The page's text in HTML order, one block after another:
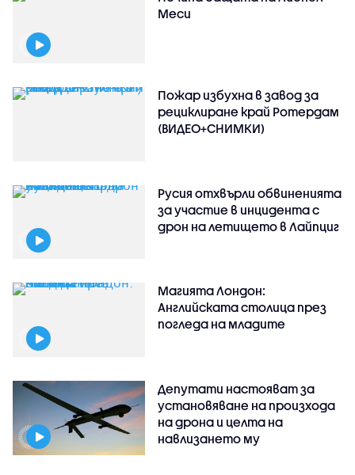
Меси
Пожар избухна в завод за
рециклиране край Ротердам
(ВИДЕО+СНИМКИ)
Русия отхвърли обвиненията
за участие в инцидента с
дрон на летището в Лайпциг
Магията Лондон:
Английската столица през
погледа на младите
Депутати настояват за
установяване на произхода
на дрона и целта на
навлизането му